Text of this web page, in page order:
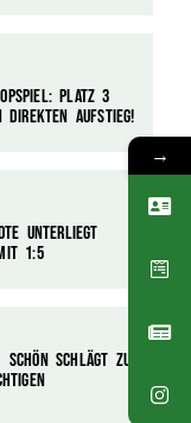
Platz 3
Aufstieg!
unterliegt
1:5
schlägt zu:
→